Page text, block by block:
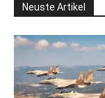
Neuste Artikel